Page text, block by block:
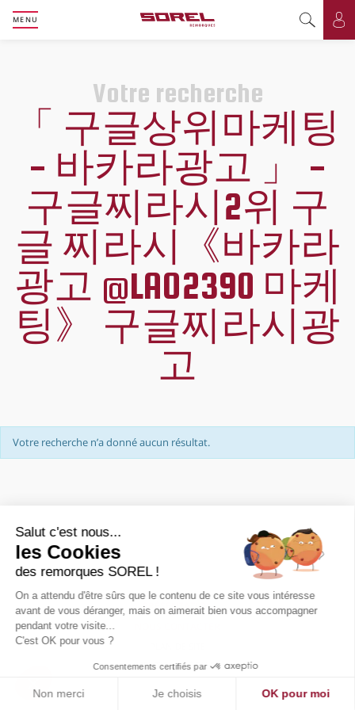
MENU Basculer
「 구글상위마케팅
- 바카라광고 」 -
구글찌라시2위 구
글 찌라시《바카라
광고 @LAO2390 마케
팅》 구글찌라시광
고
Votre recherche
Votre recherche n’a donné aucun résultat.
PRÉSENTATION
MENTIONS LÉGALES
Salut c'est nous...
les Cookies
des remorques SOREL !
On a attendu d'être sûrs que le contenu de ce site vous intéresse
avant de vous déranger, mais on aimerait bien vous accompagner
pendant votre visite...
C'est OK pour vous ?
Consentements certifiés par
Non merci Je choisis OK pour moi